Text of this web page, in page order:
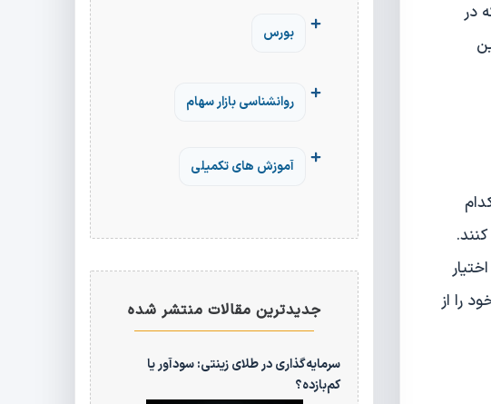
در
را از
بورس
روانشناسی بازار سهام
آموزش های تکمیلی
جدیدترین مقالات منتشر شده
سرمایه‌گذاری در طلای زینتی: سودآور یا
کم‌بازده؟